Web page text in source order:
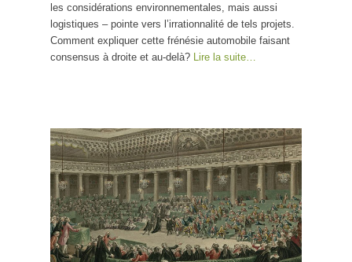
les considérations environnementales, mais aussi
logistiques – pointe vers l’irrationnalité de tels projets.
Comment expliquer cette frénésie automobile faisant
consensus à droite et au-delà? Lire la suite…